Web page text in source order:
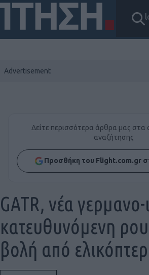
Δείτε περισσότερα άρθρα μας στα
αναζήτησης
Προσθήκη του Flight.com.gr
GATR, νέα
κατευθυνόμενη
βολή από